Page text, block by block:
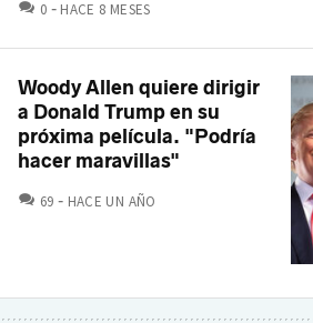
0 COMENTARIOS
HACE 8 MESES
Woody Allen quiere dirigir
a Donald Trump en su
próxima película. "Podría
hacer maravillas"
69 COMENTARIOS
HACE UN AÑO